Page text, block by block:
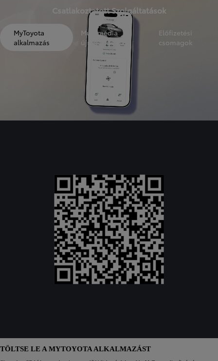
Csatlakoztatott Szolgáltatások
MyToyota
alkalmazás
Multimédia
újragondolva
Előfizetési
csomagok
TÖLTSE LE A MYTOYOTA ALKALMAZÁST